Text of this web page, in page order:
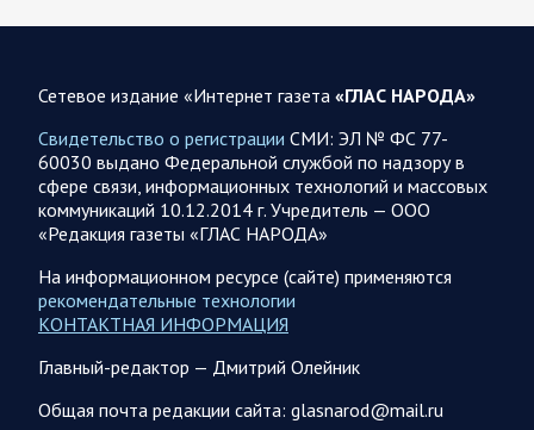
Украинские террористы продолжают убивать мирное
население приграничных районов. Данные на 6 августа
За прошедшие сутки армия трусов и убийц, будучи не в
силах ничего противопоставить на поле боя, атаковала
гражданское население Белгородской…
06.08.2026 07:49
Спецоперация
Сводка на утро 6 августа 2026 года от Двух майоров
В Ярославле после налета перекрыто движение по
Московскому проспекту, изменена работы общественного
транспорта. Судя по записям с кналов противника, его…
Сетевое издание «Интернет газета «ГЛАС НАРОДА»
Свидетельство о регистрации СМИ: ЭЛ № ФС 77-
60030 выдано Федеральной службой по надзору в
сфере связи, информационных технологий и массовых
коммуникаций 10.12.2014 г. Учредитель — ООО
«Редакция газеты «ГЛАС НАРОДА»
На информационном ресурсе (сайте) применяются
рекомендательные технологии
КОНТАКТНАЯ ИНФОРМАЦИЯ
Главный-редактор — Дмитрий Олейник
Общая почта редакции сайта: glasnarod@mail.ru